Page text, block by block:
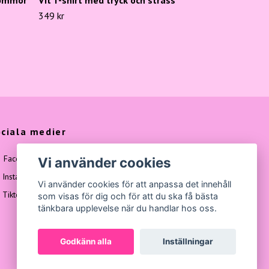
349 kr
medier
Facebook
Instagram
Tiktok
Vi använder cookies
Vi använder cookies för att anpassa det innehåll
som visas för dig och för att du ska få bästa
tänkbara upplevelse när du handlar hos oss.
Godkänn alla Inställningar